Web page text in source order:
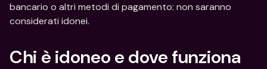
bancario o altri metodi di pagamento: non saranno
considerati idonei.
Chi è idoneo e dove funziona